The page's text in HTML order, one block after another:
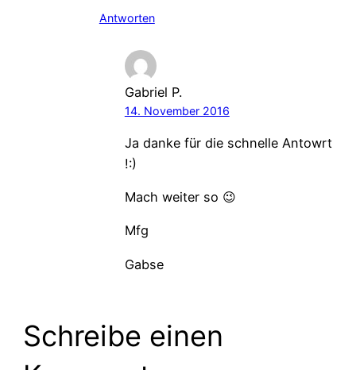
Antworten
Gabriel P.
14. November 2016
Ja danke für die schnelle Antowrt
!:)
Mach weiter so 😉
Mfg
Gabse
Schreibe einen